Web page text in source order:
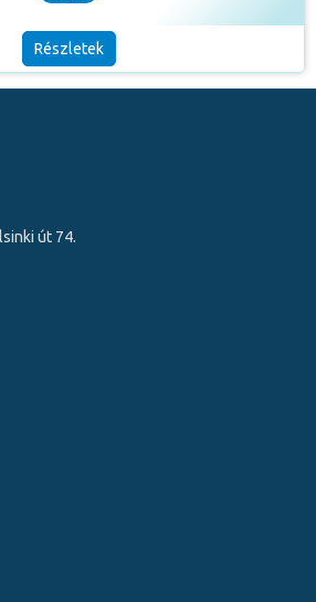
Részletek
út 74.